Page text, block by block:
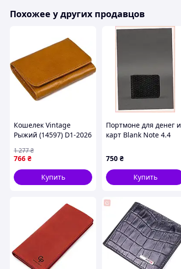
Похожее у других продавцов
Кошелек Vintage
Рыжий (14597) D1-2026
766 ₴
1 277₴
Купить
Портмоне для денег и
карт Blank Note 4.4
8A32191TT7
750 ₴
Купить